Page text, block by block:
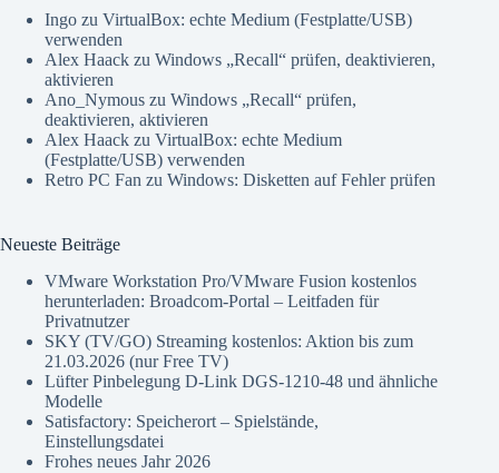
Ingo zu VirtualBox: echte Medium (Festplatte/USB)
verwenden
Alex Haack zu Windows „Recall“ prüfen, deaktivieren,
aktivieren
Ano_Nymous zu Windows „Recall“ prüfen,
deaktivieren, aktivieren
Alex Haack zu VirtualBox: echte Medium
(Festplatte/USB) verwenden
Retro PC Fan zu Windows: Disketten auf Fehler prüfen
Neueste Beiträge
VMware Workstation Pro/VMware Fusion kostenlos
herunterladen: Broadcom-Portal – Leitfaden für
Privatnutzer
SKY (TV/GO) Streaming kostenlos: Aktion bis zum
21.03.2026 (nur Free TV)
Lüfter Pinbelegung D-Link DGS-1210-48 und ähnliche
Modelle
Satisfactory: Speicherort – Spielstände,
Einstellungsdatei
Frohes neues Jahr 2026